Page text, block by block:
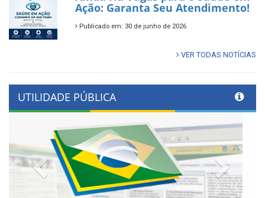
Ação: Garanta Seu Atendimento!
Publicado em: 30 de junho de 2026
VER TODAS NOTÍCIAS
UTILIDADE PÚBLICA
Previous